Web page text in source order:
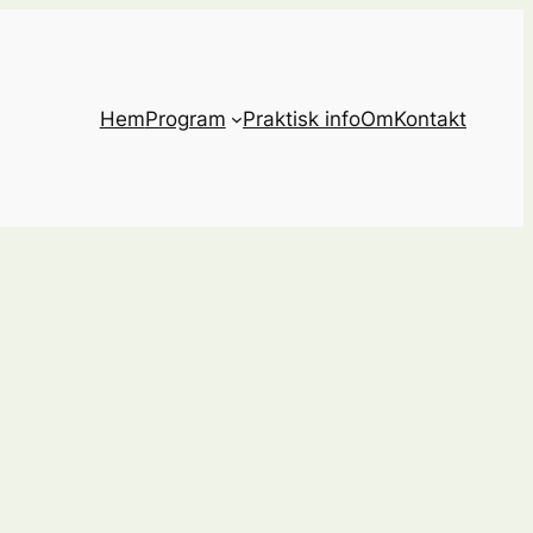
HemProgram Praktisk infoOmKontakt